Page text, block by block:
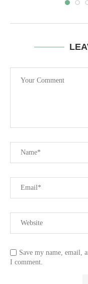
Save my name, email,
I comment.